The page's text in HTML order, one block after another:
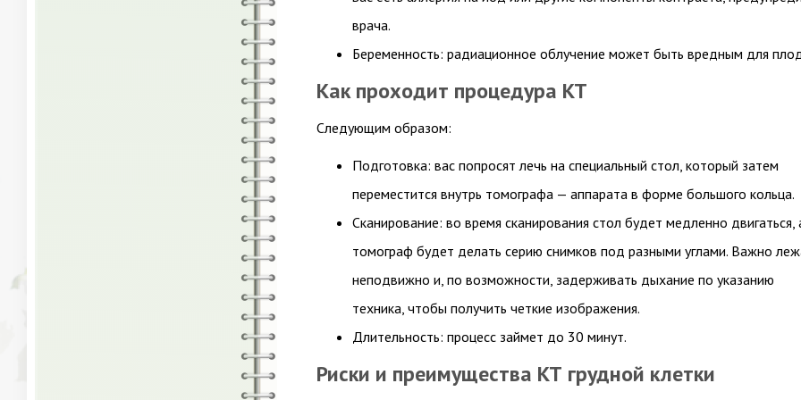
врача.
Беременность: радиационное облучение может быть вредным для
Как проходит процедура КТ
Следующим образом:
Подготовка: вас попросят лечь на специальный стол, который затем
переместится внутрь томографа — аппарата в форме большого кольца.
Сканирование: во время сканирования стол будет медленно двигаться,
томограф будет делать серию снимков под разными углами. Важно
неподвижно и, по возможности, задерживать дыхание по указанию
техника, чтобы получить четкие изображения.
Длительность: процесс займет до 30 минут.
Риски и преимущества КТ грудной клетки